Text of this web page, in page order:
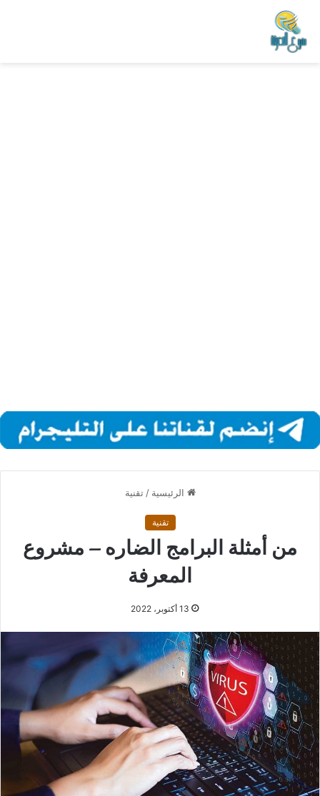
الرئيسية / تقنية
تقنية
من أمثلة البرامج الضاره – مشروع
المعرفة
13 أكتوبر، 2022